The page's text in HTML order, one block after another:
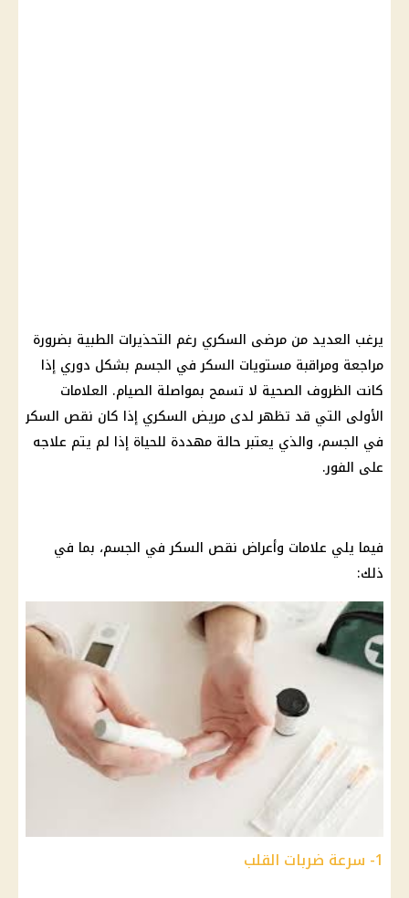
يرغب العديد من مرضى السكري رغم التحذيرات الطبية بضرورة
مراجعة ومراقبة مستويات السكر في الجسم بشكل دوري إذا
كانت الظروف الصحية لا تسمح بمواصلة الصيام. العلامات
الأولى التي قد تظهر لدى مريض السكري إذا كان نقص السكر
في الجسم، والذي يعتبر حالة مهددة للحياة إذا لم يتم علاجه
على الفور.
فيما يلي علامات وأعراض نقص السكر في الجسم، بما في
ذلك:
1- سرعة ضربات القلب